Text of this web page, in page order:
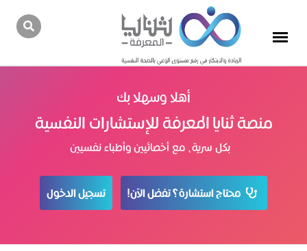
أهلا وسهلا بك
منصة ثنايا المعرفة للإستشارات النفسية
بكل سرية، مع أخصائيين وأطباء نفسيين
محتاج استشارة؟ تفضل الآن! تسجيل الدخول